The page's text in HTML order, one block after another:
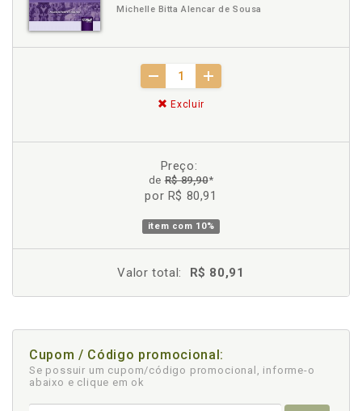
Michelle Bitta Alencar de Sousa
Excluir
Preço:
deR$ 89,90*
por R$ 80,91
item com 10%
Valor total: R$ 80,91
Cupom / Código promocional:
Se possuir um cupom/código promocional, informe-o
abaixo e clique em ok